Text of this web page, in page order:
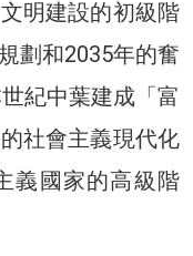
明建設的初級階
劃和2035年的奮
紀中葉建成「富
社會主義現代化
義國家的高級階